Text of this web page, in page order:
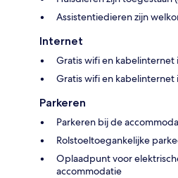
Assistentiedieren zijn
Internet
Gratis wifi en
Gratis wifi en kabelinternet
Parkeren
Parkeren bij de
Rolstoeltoegankelijke
Oplaadpunt voor
accommodatie